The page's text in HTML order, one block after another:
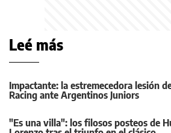
Leé más
Impactante: la estremecedora lesión
Racing ante Argentinos Juniors
"Es una villa": los filosos posteos de